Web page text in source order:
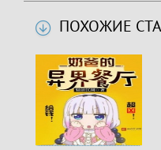
ПОХОЖИЕ